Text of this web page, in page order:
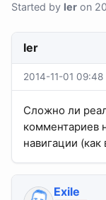
Started by ler on
ler
2014-11-01 09:48
Сложно ли
комментариев
навигации (как
Exile